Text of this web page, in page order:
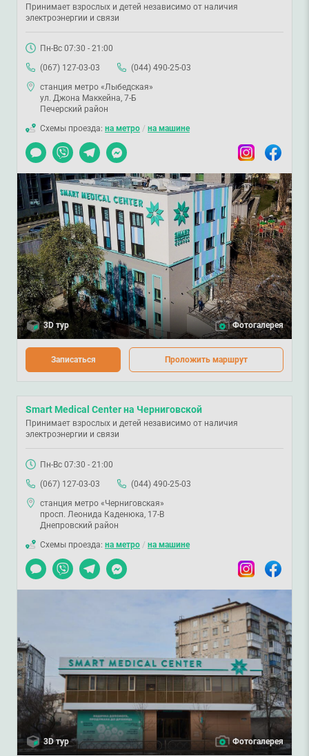
Принимает взрослых и детей независимо от наличия
электроэнергии и связи
Пн-Вс 07:30 - 21:00
(067) 127-03-03
(044) 490-25-03
станция метро «Лыбедская»
ул. Джона Маккейна, 7-Б
Печерский район
Схемы проезда: на метро / на машине
Чат
Viber TelegramMessenger InstagramFacebook
3D тур Фотогалерея
Записаться Проложить маршрут
Smart Medical Center на Черниговской
Принимает взрослых и детей независимо от наличия
электроэнергии и связи
Пн-Вс 07:30 - 21:00
(067) 127-03-03
(044) 490-25-03
станция метро «Черниговская»
просп. Леонида Каденюка, 17-В
Днепровский район
Схемы проезда: на метро / на машине
Чат
Viber TelegramMessenger InstagramFacebook
3D тур Фотогалерея